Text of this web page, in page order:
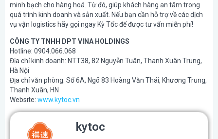
minh bạch cho hàng hoá. Từ đó, giúp khách hàng an tâm trong
quá trình kinh doanh và sản xuất. Nếu bạn cần hỗ trợ về các dịch
vụ vận logistics hãy gọi ngay Kỳ Tốc để được tư vấn miễn phí!
CÔNG TY TNHH DPT VINA HOLDINGS
Hotline: 0904.066.068
Địa chỉ kinh doanh: NTT38, 82 Nguyễn Tuân, Thanh Xuân Trung,
Hà Nội
Địa chỉ văn phòng: Số 6A, Ngõ 83 Hoàng Văn Thái, Khương Trung,
Thanh Xuân, HN
Website: www.kytoc.vn
kytoc